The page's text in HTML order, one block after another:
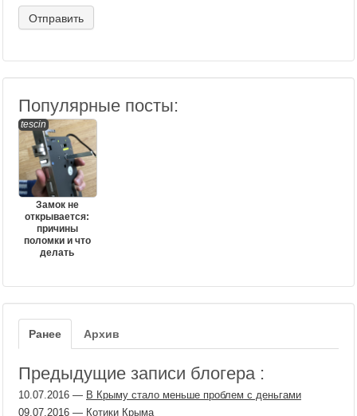
Популярные посты:
tescin
Замок не
открывается:
причины
поломки и что
делать
Ранее Архив
Предыдущие записи блогера :
10.07.2016 — В Крыму стало меньше проблем с деньгами
09.07.2016 — Котики Крыма